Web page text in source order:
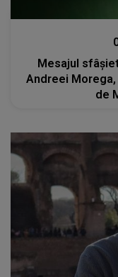
Mesajul
Andreei
de